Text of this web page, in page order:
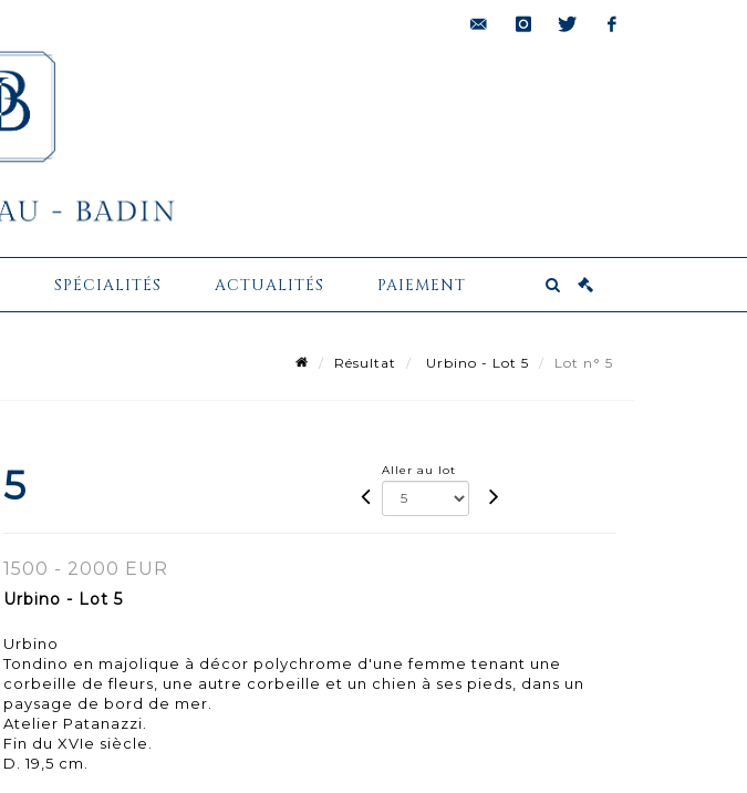
SPÉCIALITÉS ACTUALITÉS PAIEMENT
Résultat Urbino - Lot 5 Lot n° 5
5 Aller au lot
1500 - 2000 EUR
Urbino - Lot 5
Urbino
Tondino en majolique à décor polychrome d'une femme tenant une
corbeille de fleurs, une autre corbeille et un chien à ses pieds, dans un
paysage de bord de mer.
Atelier Patanazzi.
Fin du XVIe siècle.
D. 19,5 cm.